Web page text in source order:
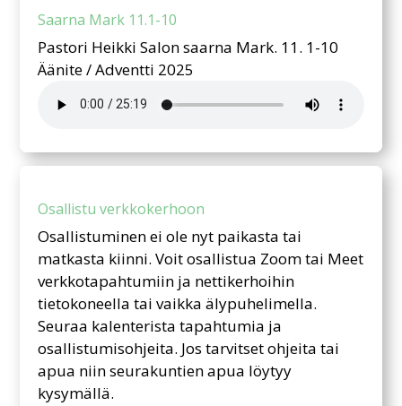
Saarna Mark 11.1-10
Pastori Heikki Salon saarna Mark. 11. 1-10
Äänite / Adventti 2025
Osallistu verkkokerhoon
Osallistuminen ei ole nyt paikasta tai
matkasta kiinni. Voit osallistua Zoom tai Meet
verkkotapahtumiin ja nettikerhoihin
tietokoneella tai vaikka älypuhelimella.
Seuraa kalenterista tapahtumia ja
osallistumisohjeita. Jos tarvitset ohjeita tai
apua niin seurakuntien apua löytyy
kysymällä.